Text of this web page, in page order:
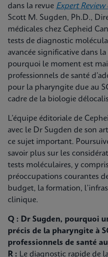
dans la revue Expert
Scott M. Sugden, Ph.D.,
médicales chez Cepheid
tests de diagnostic
avancée significative dans
pourquoi le moment est
professionnels de santé
pour la pharyngite due au
cadre de la biologie
L’équipe éditoriale de
avec le Dr Sugden de son
ce sujet important.
savoir plus sur les
tests moléculaires, y
préoccupations courantes
budget, la formation,
clinique.
Q : Dr Sugden, pourquoi
précis de la pharyngite à
professionnels de santé
R : Le diagnostic rapide de